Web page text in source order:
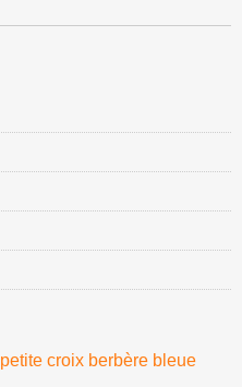
petite croix berbère bleue